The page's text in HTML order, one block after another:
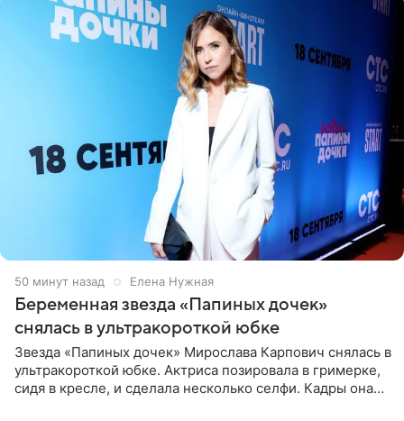
50 минут назад Елена Нужная
Беременная звезда «Папиных дочек»
снялась в ультракороткой юбке
Звезда «Папиных дочек» Мирослава Карпович снялась в
ультракороткой юбке. Актриса позировала в гримерке,
сидя в кресле, и сделала несколько селфи. Кадры она